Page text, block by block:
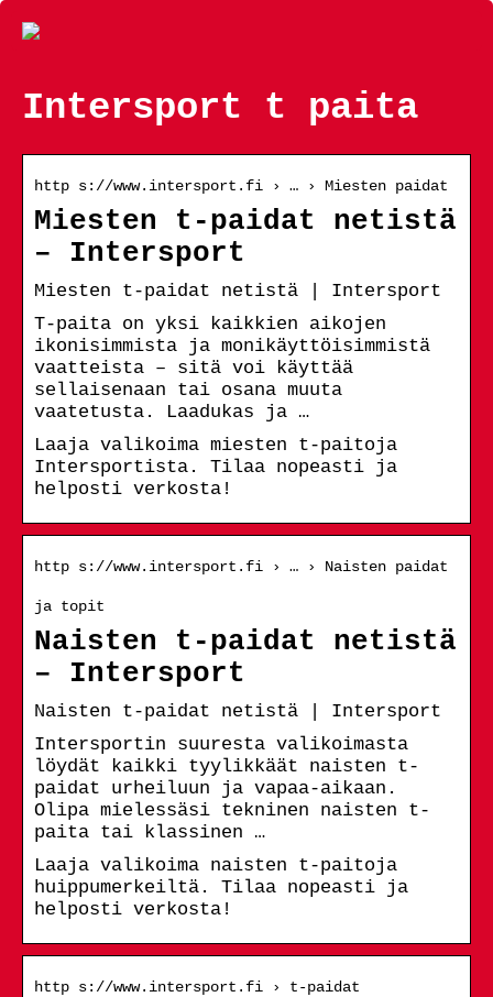
Intersport t paita
http s://www.intersport.fi › … › Miesten paidat
Miesten t-paidat netistä
– Intersport
Miesten t-paidat netistä | Intersport
T-paita on yksi kaikkien aikojen
ikonisimmista ja monikäyttöisimmistä
vaatteista – sitä voi käyttää
sellaisenaan tai osana muuta
vaatetusta. Laadukas ja …
Laaja valikoima miesten t-paitoja
Intersportista. Tilaa nopeasti ja
helposti verkosta!
http s://www.intersport.fi › … › Naisten paidat
ja topit
Naisten t-paidat netistä
– Intersport
Naisten t-paidat netistä | Intersport
Intersportin suuresta valikoimasta
löydät kaikki tyylikkäät naisten t-
paidat urheiluun ja vapaa-aikaan.
Olipa mielessäsi tekninen naisten t-
paita tai klassinen …
Laaja valikoima naisten t-paitoja
huippumerkeiltä. Tilaa nopeasti ja
helposti verkosta!
http s://www.intersport.fi › t-paidat